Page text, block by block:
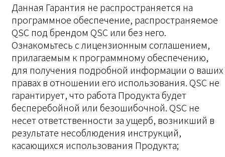
Данная Гарантия не распространяется на
программное обеспечение, распространяемое
QSC под брендом QSC или без него.
Ознакомьтесь с лицензионным соглашением,
прилагаемым к программному обеспечению,
для получения подробной информации о ваших
правах в отношении его использования. QSC не
гарантирует, что работа Продукта будет
бесперебойной или безошибочной. QSC не
несет ответственности за ущерб, возникший в
результате несоблюдения инструкций,
касающихся использования Продукта;